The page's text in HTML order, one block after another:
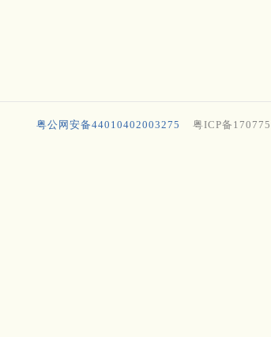
粤公网安备44010402003275 粤ICP备